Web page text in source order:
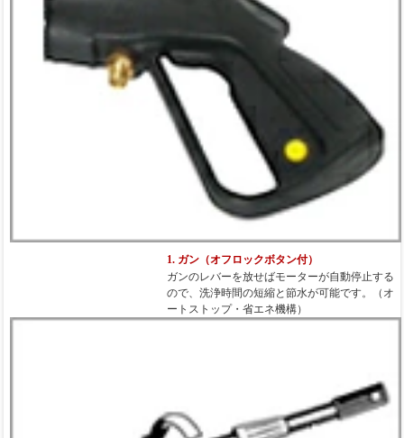
1. ガン（オフロックボタン付）
ガンのレバーを放せばモーターが自動停止する
ので、洗浄時間の短縮と節水が可能です。（オ
ートストップ・省エネ機構）